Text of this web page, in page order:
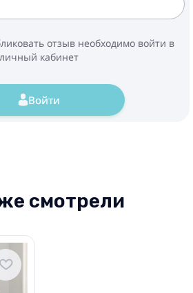
отзыв необходимо войти в
личный кабинет
Войти
смотрели